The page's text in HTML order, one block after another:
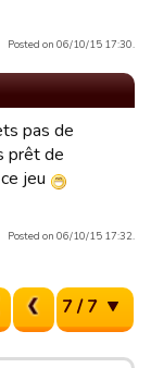
Posted on 06/10/15 17:30.
pas de
prêt de
jeu
Posted on 06/10/15 17:32.
7 / 7